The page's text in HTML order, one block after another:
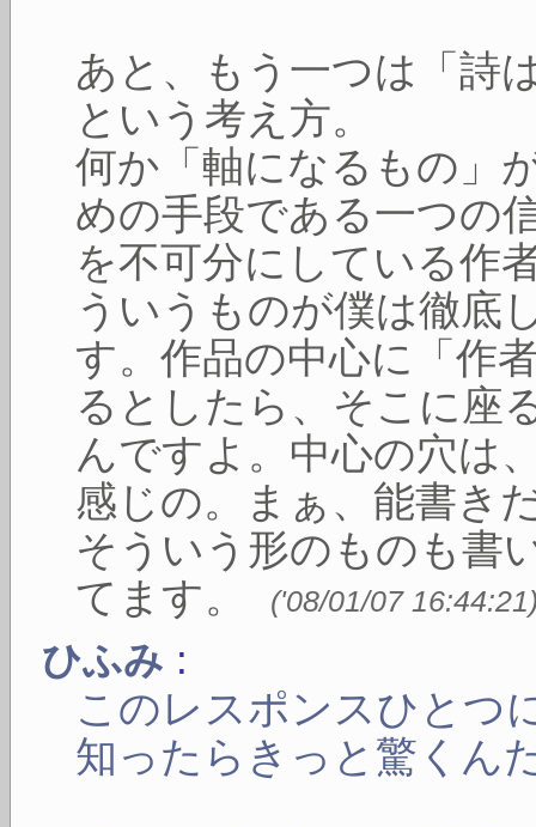
あと、もう一つは「詩
という考え方。
何か「軸になるもの」
めの手段である一つの
を不可分にしている作
ういうものが僕は徹底
す。作品の中心に「作
るとしたら、そこに座
んですよ。中心の穴は
感じの。まぁ、能書き
そういう形のものも書
てます。
('08/01/07 16:44:21
ひふみ :
このレスポンスひとつ
知ったらきっと驚くん